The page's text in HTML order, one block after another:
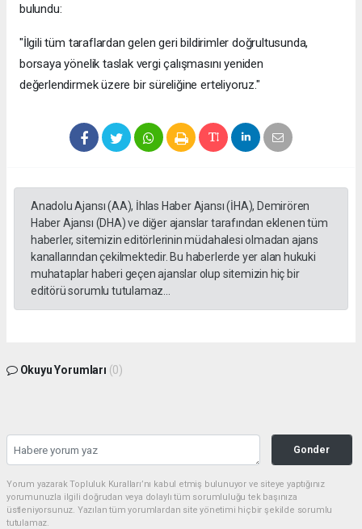
bulundu:
"İlgili tüm taraflardan gelen geri bildirimler doğrultusunda,
borsaya yönelik taslak vergi çalışmasını yeniden
değerlendirmek üzere bir süreliğine erteliyoruz."
Anadolu Ajansı (AA), İhlas Haber Ajansı (İHA), Demirören
Haber Ajansı (DHA) ve diğer ajanslar tarafından eklenen tüm
haberler, sitemizin editörlerinin müdahalesi olmadan ajans
kanallarından çekilmektedir. Bu haberlerde yer alan hukuki
muhataplar haberi geçen ajanslar olup sitemizin hiç bir
editörü sorumlu tutulamaz...
Okuyu Yorumları (0)
Gonder
Yorum yazarak Topluluk Kuralları’nı kabul etmiş bulunuyor ve siteye yaptığınız
yorumunuzla ilgili doğrudan veya dolaylı tüm sorumluluğu tek başınıza
üstleniyorsunuz. Yazılan tüm yorumlardan site yönetimi hiçbir şekilde sorumlu
tutulamaz.